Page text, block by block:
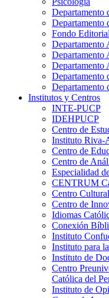
Departamento
Departamento
Fondo Editorial
Departamento
Departamento
Departamento
Departamento
Departamento
Institutos y Centros
INTE-PUCP
IDEHPUCP
Centro de
Instituto Riva-
Centro de
Centro de
Especialidad
CENTRUM
Centro
Centro de
Idiomas
Conexión
Instituto
Instituto para
Instituto de
Centro
Católica del
Instituto de